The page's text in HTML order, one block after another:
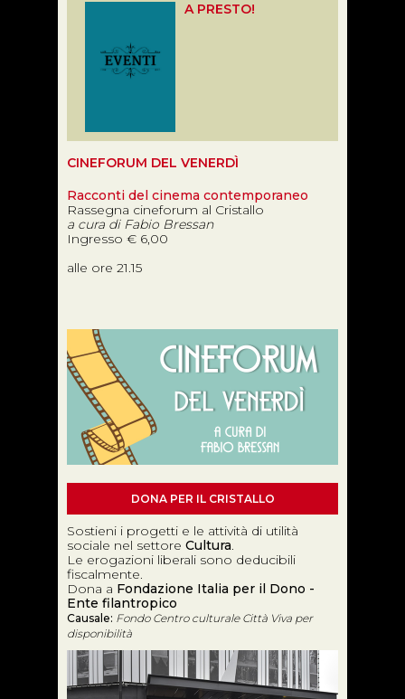
A PRESTO!
CINEFORUM DEL VENERDÌ
Racconti del cinema contemporaneo
Rassegna cineforum al Cristallo
a cura di Fabio Bressan
Ingresso € 6,00
alle ore 21.15
DONA PER IL CRISTALLO
Sostieni i progetti e le attività di utilità
sociale nel settore Cultura.
Le erogazioni liberali sono deducibili
fiscalmente.
Dona a Fondazione Italia per il Dono -
Ente filantropico
Causale: Fondo Centro culturale Città Viva per
disponibilità